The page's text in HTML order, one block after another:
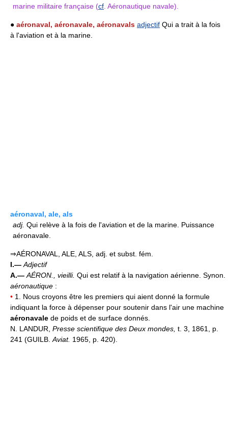
marine militaire française (cf . Aéronautique navale).
● aéronaval, aéronavale, aéronavals adjectif Qui a trait à la fois
à l'aviation et à la marine.
aéronaval, ale, als
adj. Qui relève à la fois de l'aviation et de la marine. Puissance
aéronavale.
⇒AÉRONAVAL, ALE, ALS, adj. et subst. fém.
I.— Adjectif
A.— AÉRON., vieilli. Qui est relatif à la navigation aérienne. Synon.
aéronautique :
• 1. Nous croyons être les premiers qui aient donné la formule
indiquant la force à dépenser pour soutenir dans l'air une machine
aéronavale de poids et de surface donnés.
N. LANDUR, Presse scientifique des Deux mondes, t. 3, 1861, p.
241 (GUILB. Aviat. 1965, p. 420).